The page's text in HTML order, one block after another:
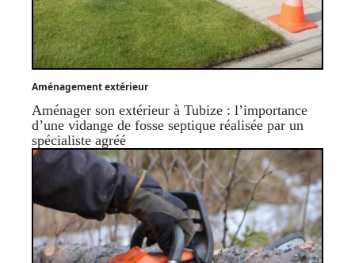
Aménagement extérieur
Aménager son extérieur à Tubize : l’importance
d’une vidange de fosse septique réalisée par un
spécialiste agréé